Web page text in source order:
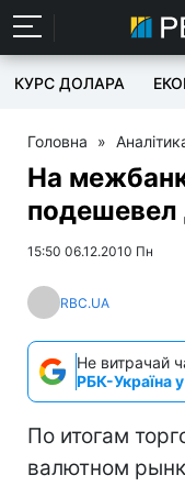
КУРС ДОЛАРА
Головна »
На
подешевел
15:50 06.12.2010 Пн
RBC.UA
Не витрачай
РБК-Україна
По итогам
валютном